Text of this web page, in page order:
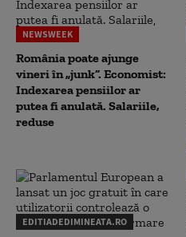
NEWSWEEK
România poate ajunge
vineri în „junk”. Economist:
Indexarea pensiilor ar
putea fi anulată. Salariile,
reduse
EDITIADEDIMINEATA.RO